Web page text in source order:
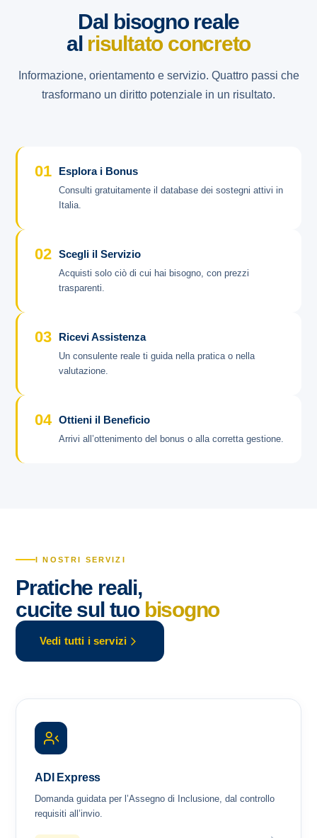
Dal bisogno reale
al risultato concreto
Informazione, orientamento e servizio. Quattro passi che
trasformano un diritto potenziale in un risultato.
01 Esplora i Bonus
Consulti gratuitamente il database dei sostegni attivi in
Italia.
02 Scegli il Servizio
Acquisti solo ciò di cui hai bisogno, con prezzi
trasparenti.
03 Ricevi Assistenza
Un consulente reale ti guida nella pratica o nella
valutazione.
04 Ottieni il Beneficio
Arrivi all’ottenimento del bonus o alla corretta gestione.
I NOSTRI SERVIZI
Pratiche reali,
cucite sul tuo bisogno
Vedi tutti i servizi
ADI Express
Domanda guidata per l’Assegno di Inclusione, dal controllo
requisiti all’invio.